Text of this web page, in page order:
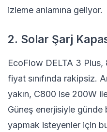
izleme anlamına geliyor.
2. Solar Şarj
EcoFlow DELTA 3
fiyat sınıfında rakipsiz.
yakın, C800 ise 200W
Güneş enerjisiyle
yapmak isteyenler için